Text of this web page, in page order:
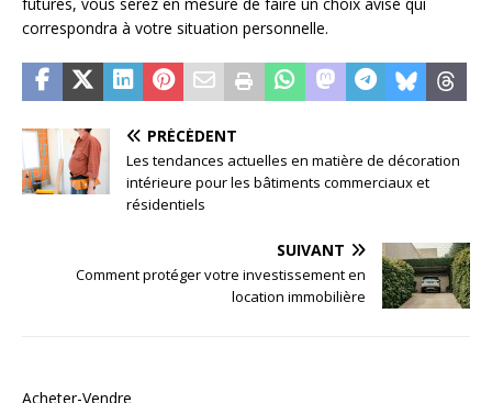
correspondra à votre situation personnelle.
PRÉCÉDENT
Les tendances actuelles en matière de décoration
intérieure pour les bâtiments commerciaux et
résidentiels
SUIVANT
Comment protéger votre investissement en
location immobilière
Acheter-Vendre